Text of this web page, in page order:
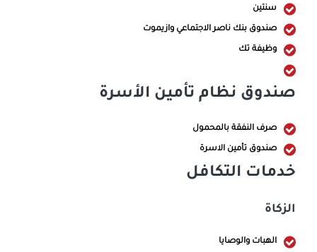
سنتين
صندوق بنك ناصر الاجتماعي وازيموت
وظيفة تك
صندوق نظام تأمين الأسرة
صرف النفقة بالمحمول
صندوق تأمين الاسرة
خدمات التكافل
الزكاة
الهبات والوصايا